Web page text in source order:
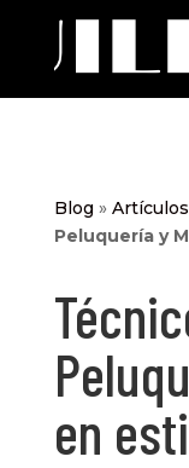
Blog » Artículos
Peluquería y
en